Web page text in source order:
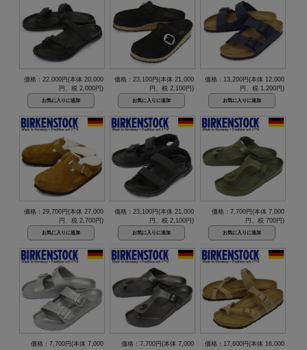
価格：22,000円(本体 20,000
円、税 2,000円)
価格：23,100円(本体 21,000
円、税 2,100円)
価格：13,200円(本体 12,000
円、税 1,200円)
価格：29,700円(本体 27,000
円、税 2,700円)
価格：23,100円(本体 21,000
円、税 2,100円)
価格：7,700円(本体 7,000
円、税 700円)
価格：7,700円(本体 7,000
価格：7,700円(本体 7,000
価格：17,600円(本体 16,000